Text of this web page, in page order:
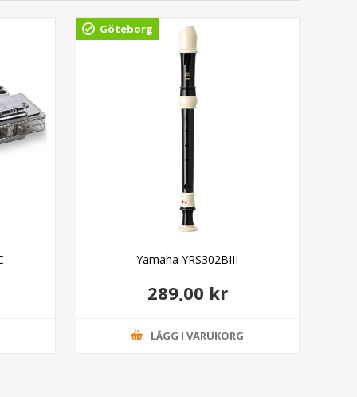
Göteborg
Yamaha YRS302BIII
289,00 kr
LÄGG I VARUKORG